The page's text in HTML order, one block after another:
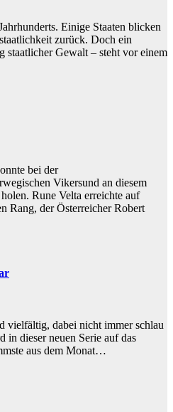
Einige Staaten blicken
zurück. Doch ein
staatlicher Gewalt – steht vor einem
bei der
Vikersund an diesem
Rune Velta erreichte auf
Rang, der Österreicher Robert
vielfältig, dabei nicht immer schlau
dieser neuen Serie auf das
aus dem Monat…